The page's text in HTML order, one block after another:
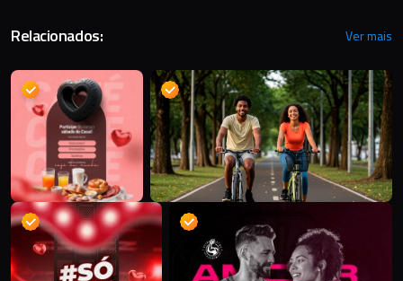
Relacionados: Ver mais